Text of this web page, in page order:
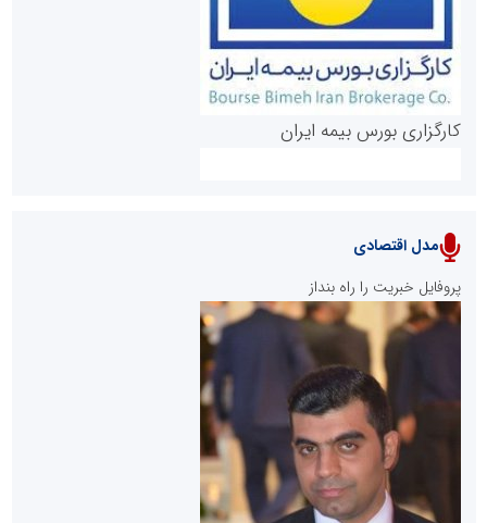
پایگاه خبری نهضت ملی مسکن
کارگزاری بورس بیمه ایران
سازمان بورس و اوراق بهادار
مرجع اخبار موثق در بازارسرمایه
مدل اقتصادی
پروفایل خبریت را راه بنداز